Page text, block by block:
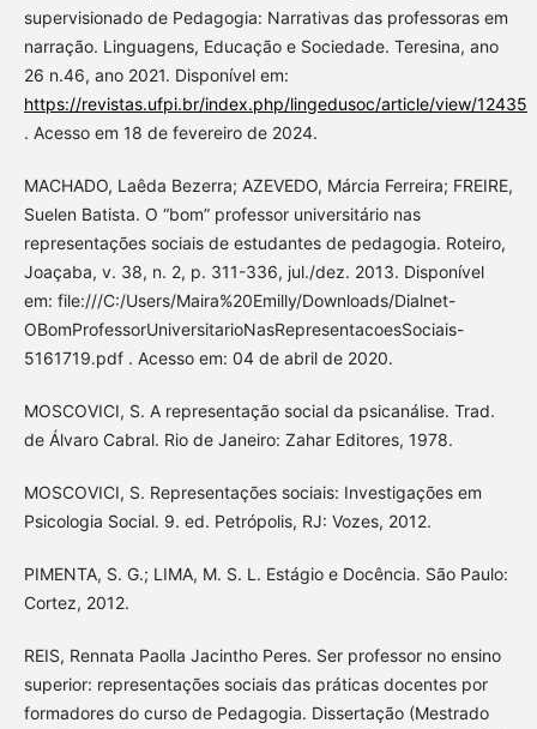
supervisionado de Pedagogia: Narrativas das professoras em
narração. Linguagens, Educação e Sociedade. Teresina, ano
26 n.46, ano 2021. Disponível em:
https://revistas.ufpi.br/index.php/lingedusoc/article/view/12435
. Acesso em 18 de fevereiro de 2024.
MACHADO, Laêda Bezerra; AZEVEDO, Márcia Ferreira; FREIRE,
Suelen Batista. O “bom” professor universitário nas
representações sociais de estudantes de pedagogia. Roteiro,
Joaçaba, v. 38, n. 2, p. 311-336, jul./dez. 2013. Disponível
em: file:///C:/Users/Maira%20Emilly/Downloads/Dialnet-
OBomProfessorUniversitarioNasRepresentacoesSociais-
5161719.pdf . Acesso em: 04 de abril de 2020.
MOSCOVICI, S. A representação social da psicanálise. Trad.
de Álvaro Cabral. Rio de Janeiro: Zahar Editores, 1978.
MOSCOVICI, S. Representações sociais: Investigações em
Psicologia Social. 9. ed. Petrópolis, RJ: Vozes, 2012.
PIMENTA, S. G.; LIMA, M. S. L. Estágio e Docência. São Paulo:
Cortez, 2012.
REIS, Rennata Paolla Jacintho Peres. Ser professor no ensino
superior: representações sociais das práticas docentes por
formadores do curso de Pedagogia. Dissertação (Mestrado